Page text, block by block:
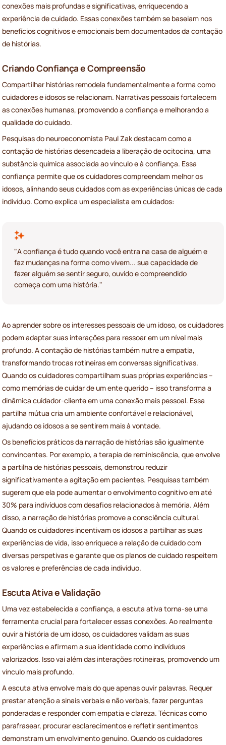
conexões mais profundas e significativas, enriquecendo a
experiência de cuidado. Essas conexões também se baseiam nos
benefícios cognitivos e emocionais bem documentados da contação
de histórias.
Criando Confiança e Compreensão
Compartilhar histórias remodela fundamentalmente a forma como
cuidadores e idosos se relacionam. Narrativas pessoais fortalecem
as conexões humanas, promovendo a confiança e melhorando a
qualidade do cuidado.
Pesquisas do neuroeconomista Paul Zak destacam como a
contação de histórias desencadeia a liberação de ocitocina, uma
substância química associada ao vínculo e à confiança. Essa
confiança permite que os cuidadores compreendam melhor os
idosos, alinhando seus cuidados com as experiências únicas de cada
indivíduo. Como explica um especialista em cuidados:
"A confiança é tudo quando você entra na casa de alguém e
faz mudanças na forma como vivem... sua capacidade de
fazer alguém se sentir seguro, ouvido e compreendido
começa com uma história."
Ao aprender sobre os interesses pessoais de um idoso, os cuidadores
podem adaptar suas interações para ressoar em um nível mais
profundo. A contação de histórias também nutre a empatia,
transformando trocas rotineiras em conversas significativas.
Quando os cuidadores compartilham suas próprias experiências –
como memórias de cuidar de um ente querido – isso transforma a
dinâmica cuidador-cliente em uma conexão mais pessoal. Essa
partilha mútua cria um ambiente confortável e relacionável,
ajudando os idosos a se sentirem mais à vontade.
Os benefícios práticos da narração de histórias são igualmente
convincentes. Por exemplo, a terapia de reminiscência, que envolve
a partilha de histórias pessoais, demonstrou reduzir
significativamente a agitação em pacientes. Pesquisas também
sugerem que ela pode aumentar o envolvimento cognitivo em até
30% para indivíduos com desafios relacionados à memória. Além
disso, a narração de histórias promove a consciência cultural.
Quando os cuidadores incentivam os idosos a partilhar as suas
experiências de vida, isso enriquece a relação de cuidado com
diversas perspetivas e garante que os planos de cuidado respeitem
os valores e preferências de cada indivíduo.
Escuta Ativa e Validação
Uma vez estabelecida a confiança, a escuta ativa torna-se uma
ferramenta crucial para fortalecer essas conexões. Ao realmente
ouvir a história de um idoso, os cuidadores validam as suas
experiências e afirmam a sua identidade como indivíduos
valorizados. Isso vai além das interações rotineiras, promovendo um
vínculo mais profundo.
A escuta ativa envolve mais do que apenas ouvir palavras. Requer
prestar atenção a sinais verbais e não verbais, fazer perguntas
ponderadas e responder com empatia e clareza. Técnicas como
parafrasear, procurar esclarecimentos e refletir sentimentos
demonstram um envolvimento genuíno. Quando os cuidadores